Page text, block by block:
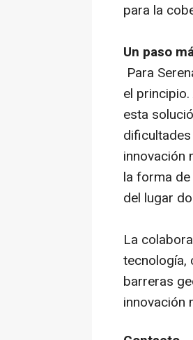
para la
Un paso
Para
el
esta
innovación
la forma
del lugar
La
tecnología,
barreras
innovación